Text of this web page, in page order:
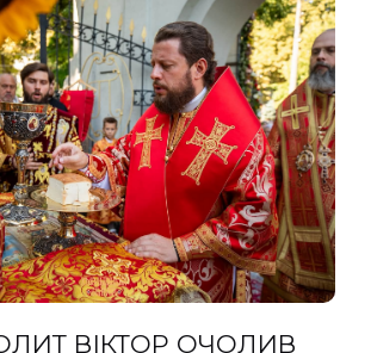
ВІКТОР ОЧОЛИВ